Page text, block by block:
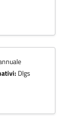
Dlgs